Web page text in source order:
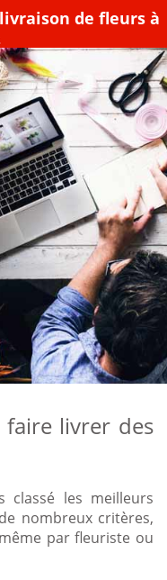
de fleurs à
livrer des
les meilleurs
nombreux critères,
par fleuriste ou